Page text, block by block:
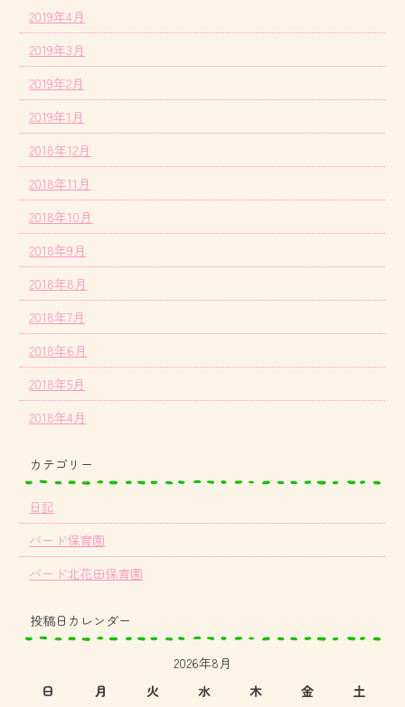
2019年4月
2019年3月
2019年2月
2019年1月
2018年12月
2018年11月
2018年10月
2018年9月
2018年8月
2018年7月
2018年6月
2018年5月
2018年4月
カテゴリー
日記
バード保育園
バード北花田保育園
投稿日カレンダー
2026年8月
日
月 火 水 木 金
土